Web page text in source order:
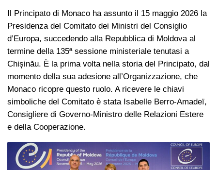
Il Principato di Monaco ha assunto il 15 maggio 2026 la
Presidenza del Comitato dei Ministri del Consiglio
d’Europa, succedendo alla Repubblica di Moldova al
termine della 135ª sessione ministeriale tenutasi a
Chișinău. È la prima volta nella storia del Principato, dal
momento della sua adesione all’Organizzazione, che
Monaco ricopre questo ruolo. A ricevere le chiavi
simboliche del Comitato è stata Isabelle Berro-Amadeï,
Consigliere di Governo-Ministro delle Relazioni Estere
e della Cooperazione.